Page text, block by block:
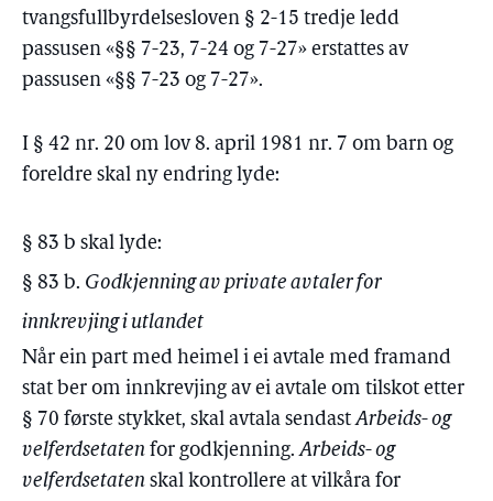
tvangsfullbyrdelsesloven § 2-15 tredje ledd
passusen «§§ 7-23, 7-24 og 7-27» erstattes av
passusen «§§ 7-23 og 7-27».
I § 42 nr. 20 om lov 8. april 1981 nr. 7 om barn og
foreldre skal ny endring lyde:
§ 83 b skal lyde:
§ 83 b. Godkjenning av private avtaler for
innkrevjing i utlandet
Når ein part med heimel i ei avtale med framand
stat ber om innkrevjing av ei avtale om tilskot etter
§ 70 første stykket, skal avtala sendastArbeids- og
velferdsetaten for godkjenning.Arbeids- og
velferdsetaten skal kontrollere at vilkåra for